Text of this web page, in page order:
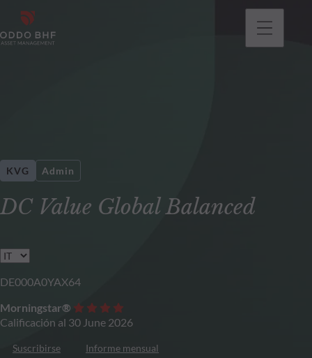
DC Value Global Balanced
KVG Admin
DE000A0YAX64
Morningstar®
Calificación al 30 June 2026
Suscribirse Informe mensual